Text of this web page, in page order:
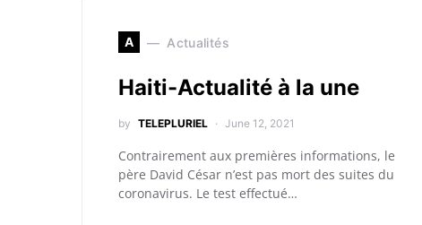
A Actualités
Haiti-Actualité à la une
by TELEPLURIEL June 12, 2021
Contrairement aux premières informations, le
père David César n’est pas mort des suites du
coronavirus. Le test effectué…